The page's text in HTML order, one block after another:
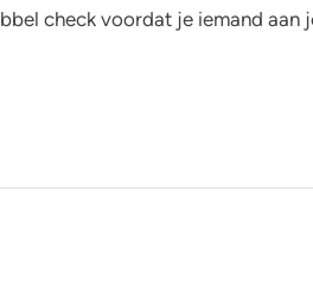
check voordat je iemand aan